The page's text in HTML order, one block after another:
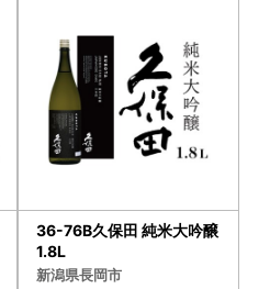
36-76B久保田 純米大吟醸
1.8L
新潟県長岡市